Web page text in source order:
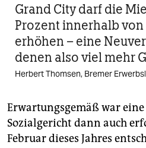
Grand City darf die
Prozent innerhalb von
erhöhen – eine
denen also viel mehr
Herbert Thomsen, Bremer
Erwartungsgemäß war
Sozialgericht dann auch
Februar dieses Jahres